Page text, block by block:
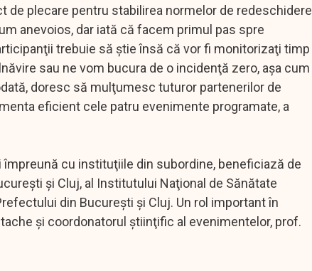
de plecare pentru stabilirea normelor de redeschidere
anevoios, dar iată că facem primul pas spre
trebuie să ştie însă că vor fi monitorizaţi timp
sau ne vom bucura de o incidenţă zero, aşa cum
doresc să mulţumesc tuturor partenerilor de
eficient cele patru evenimente programate, a
cu instituţiile din subordine, beneficiază de
şi Cluj, al Institutului Naţional de Sănătate
din Bucureşti şi Cluj. Un rol important în
şi coordonatorul ştiinţific al evenimentelor, prof.